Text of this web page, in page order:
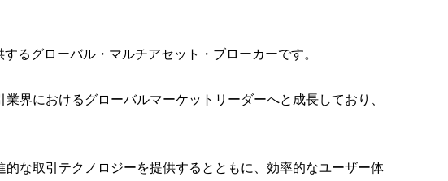
るグローバル・マルチアセット・ブローカーです。
界におけるグローバルマーケットリーダーへと成長しており、
な取引テクノロジーを提供するとともに、効率的なユーザー体